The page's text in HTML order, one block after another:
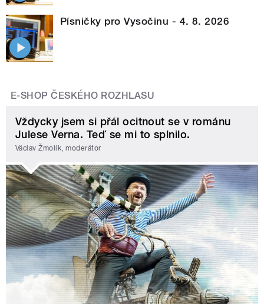
Písničky pro Vysočinu - 4. 8. 2026
E-SHOP ČESKÉHO ROZHLASU
Vždycky jsem si přál ocitnout se v románu
Julese Verna. Teď se mi to splnilo.
Václav Žmolík, moderátor